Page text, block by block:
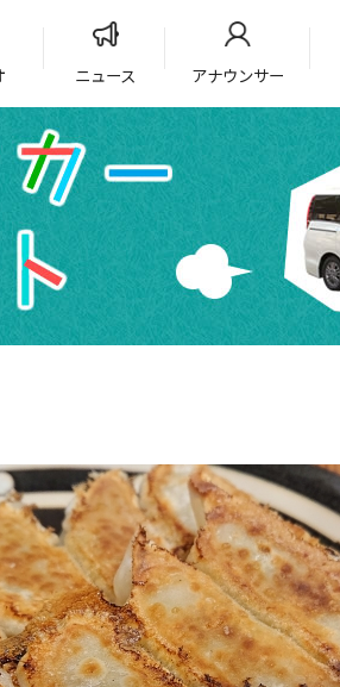
ニュース アナウンサー